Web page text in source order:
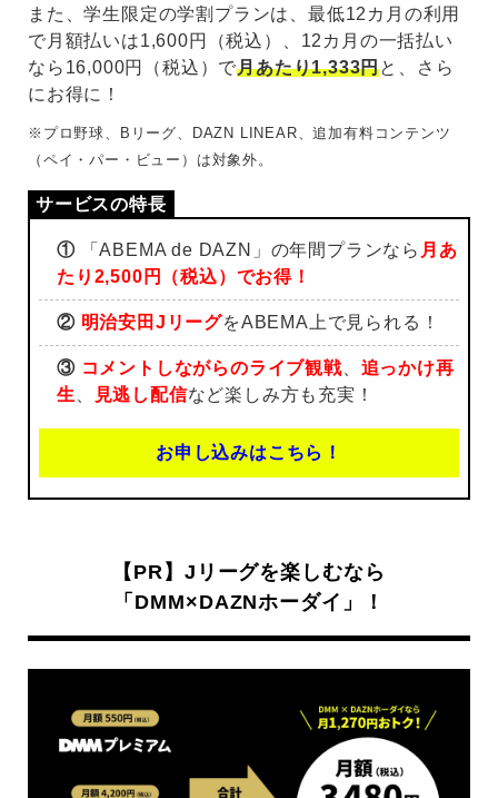
また、学生限定の学割プランは、最低12カ月の利用
で月額払いは1,600円（税込）、12カ月の一括払い
なら16,000円（税込）で月あたり1,333円と、さら
にお得に！
※プロ野球、Bリーグ、DAZN LINEAR、追加有料コンテンツ
（ペイ・パー・ビュー）は対象外。
①「ABEMA de DAZN」の年間プランなら 月あ
たり2,500円（税込）でお得！
② 明治安田JリーグをABEMA上で見られる！
③ コメントしながらのライブ観戦、 追っかけ再
生
見逃し配信など楽しみ方も充実！
お申し込みはこちら！
【PR】Jリーグを楽しむなら
「DMM×DAZNホーダイ」！